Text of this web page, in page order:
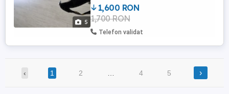
5
1,600 RON
1,700 RON
Telefon validat
‹ 1 2 4 5 ›